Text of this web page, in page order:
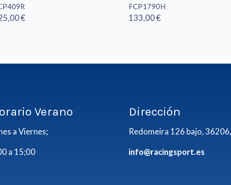
€
FCP1790H
133,00 €
Verano
a Viernes;
a 15;00
Dirección
Redomeira 126 bajo,
info@racingsport.es